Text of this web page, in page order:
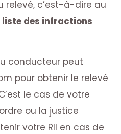
relevé, c’est-à-dire au
liste des infractions
conducteur peut
pour obtenir le relevé
le cas de votre
ou la justice
votre RII en cas de